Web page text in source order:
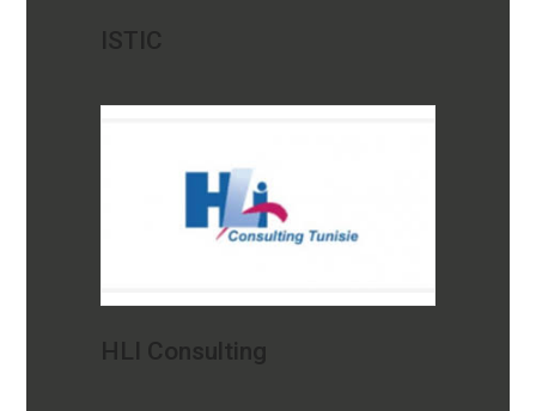
ISTIC
HLI Consulting